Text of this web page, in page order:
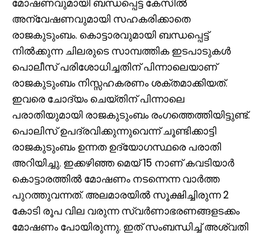
മോഷണവുമായി ബന്ധപ്പെട്ട കേസിൽ
അന്വേഷണവുമായി സഹകരിക്കാതെ
രാജകുടുംബം. കൊട്ടാരവുമായി ബന്ധപ്പെട്ട്
നിൽക്കുന്ന ചിലരുടെ സാമ്പത്തിക ഇടപാടുകൾ
പൊലീസ് പരിശോധിച്ചതിന് പിന്നാലെയാണ്
രാജകുടുംബം നിസ്സഹകരണം ശക്തമാക്കിയത്.
ഇവരെ ചോദ്യം ചെയ്തിന് പിന്നാലെ
പരാതിയുമായി രാജകുടുംബം രംഗത്തെത്തിയിട്ടുണ്ട്.
പൊലിസ്‍ ഉപദ്രവിക്കുന്നുവെന്ന് ചൂണ്ടിക്കാട്ടി
രാജകുടുംബം ഉന്നത ഉദ്യോഗസ്ഥരെ പരാതി
അറിയിച്ചു. ഇക്കഴിഞ്ഞ മെയ് 15 നാണ് കവടിയാർ
കൊട്ടാരത്തിൽ മോഷണം നടന്നെന്ന വാർത്ത
പുറത്തുവന്നത്. അലമാരയിൽ സൂക്ഷിച്ചിരുന്ന 2
കോടി രൂപ വില വരുന്ന സ്വർണാഭരണങ്ങളടക്കം
മോഷണം പോയിരുന്നു. ഇത് സംബന്ധിച്ച് അശ്വതി